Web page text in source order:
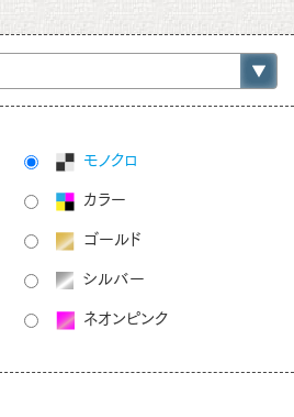
モノクロ
カラー
ゴールド
シルバー
ネオンピンク